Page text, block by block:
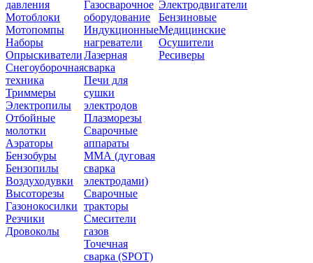
давления
Мотоблоки
Мотопомпы
Наборы
Опрыскиватели
Снегоуборочная
техника
Триммеры
Электропилы
Отбойные
молотки
Аэраторы
Бензобуры
Бензопилы
Воздуходувки
Высоторезы
Газонокосилки
Резчики
Дровоколы
Газосварочное
оборудование
Индукционные
нагреватели
Лазерная
сварка
Печи для
сушки
электродов
Плазморезы
Сварочные
аппараты
ММА (дуговая
сварка
электродами)
Сварочные
тракторы
Смесители
газов
Точечная
сварка (SPOT)
Электродвигатели
Бензиновые
Медицинские
Осушители
Ресиверы